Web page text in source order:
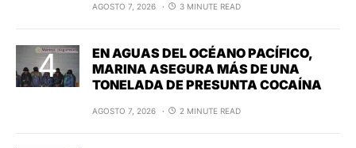
AGOSTO 7, 2026 3 MINUTE READ
EN AGUAS DEL OCÉANO PACÍFICO,
MARINA ASEGURA MÁS DE UNA
TONELADA DE PRESUNTA COCAÍNA
AGOSTO 7, 2026 2 MINUTE READ